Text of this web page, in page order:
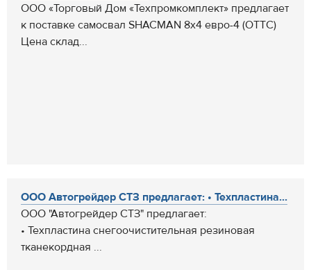
ООО «Торговый Дом «Техпромкомплект» предлагает
к поставке самосвал SHACMAN 8х4 евро-4 (ОТТС)
Цена склад...
ООО Автогрейдер СТЗ предлагает: • Техпластина...
ООО "Автогрейдер СТЗ" предлагает:
• Техпластина снегоочистительная резиновая
тканекордная ...